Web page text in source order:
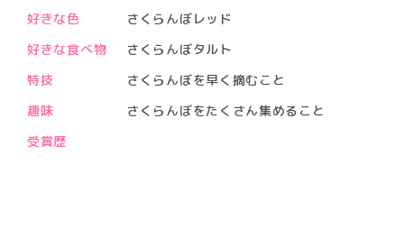
好きな色
さくらんぼレッド
好きな食べ物
さくらんぼタルト
特技
さくらんぼを早く摘むこと
趣味
さくらんぼをたくさん集めること
受賞歴